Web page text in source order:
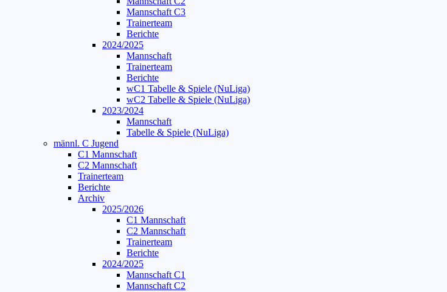
Mannschaft C3
Trainerteam
Berichte
2024/2025
Mannschaft
Trainerteam
Berichte
wC1 Tabelle & Spiele (NuLiga)
wC2 Tabelle & Spiele (NuLiga)
2023/2024
Mannschaft
Tabelle & Spiele (NuLiga)
männl. C Jugend
C1 Mannschaft
C2 Mannschaft
Trainerteam
Berichte
Archiv
2025/2026
C1 Mannschaft
C2 Mannschaft
Trainerteam
Berichte
2024/2025
Mannschaft C1
Mannschaft C2